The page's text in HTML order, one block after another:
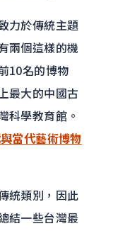
力於傳統主題
兩個這樣的機
10名的博物
最大的中國古
科學教育館。
當代藝術博物
統類別，因此
結一些台灣最